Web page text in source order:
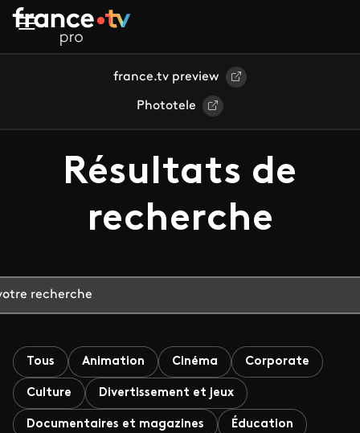
Aller au contenu principal
france.tv preview
Phototele
Résultats de
recherche
Tous Animation Cinéma Corporate
Culture Divertissement et jeux
Documentaires et magazines Éducation